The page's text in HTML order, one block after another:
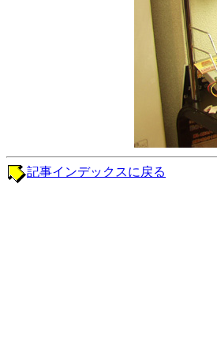
記事インデックスに戻る